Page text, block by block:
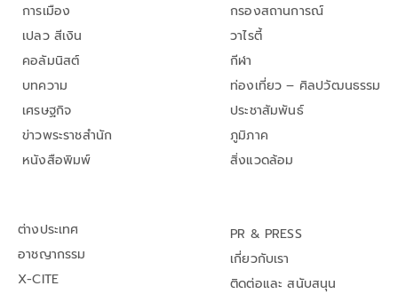
การเมือง
เปลว สีเงิน
คอลัมนิสต์
บทความ
เศรษฐกิจ
ข่าวพระราชสำนัก
หนังสือพิมพ์
กรองสถานการณ์
วาไรตี้
กีฬา
ท่องเที่ยว – ศิลปวัฒนธรรม
ประชาสัมพันธ์
ภูมิภาค
สิ่งแวดล้อม
ต่างประเทศ
อาชญากรรม
X-CITE
PR & PRESS
เกี่ยวกับเรา
ติดต่อและ สนับสนุน